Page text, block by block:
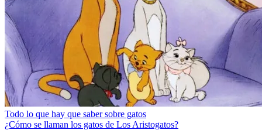
Todo lo que hay que saber sobre gatos
¿Cómo se llaman los gatos de Los Aristogatos?